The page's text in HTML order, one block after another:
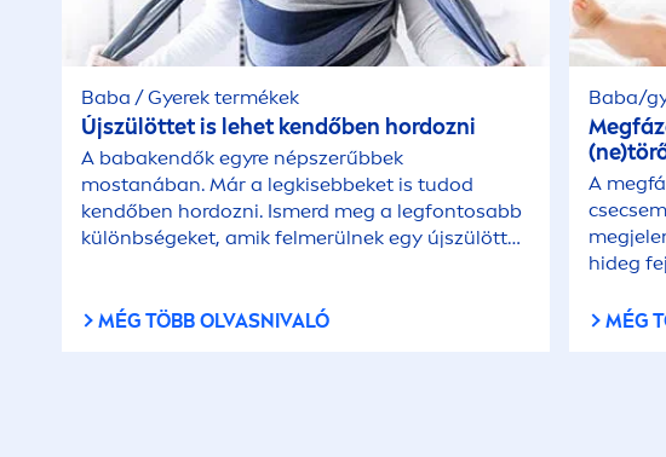
Baba / Gyerek termékek
Újszülöttet is lehet kendőben hordozni
A babakendők egyre népszerűbbek
mostanában. Már a legkisebbeket is tudod
kendőben hordozni. Ismerd meg a legfontosabb
különbségeket, amik felmerülnek egy újszülött
MÉG TÖBB OLVASNIVALÓ
Baba/
A
hideg
MÉG